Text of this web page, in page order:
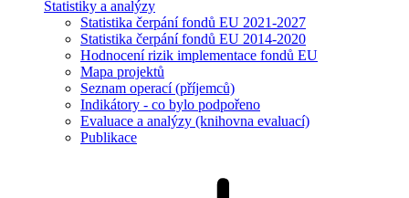
Statistiky a analýzy
Statistika čerpání fondů EU 2021-2027
Statistika čerpání fondů EU 2014-2020
Hodnocení rizik implementace fondů EU
Mapa projektů
Seznam operací (příjemců)
Indikátory - co bylo podpořeno
Evaluace a analýzy (knihovna evaluací)
Publikace